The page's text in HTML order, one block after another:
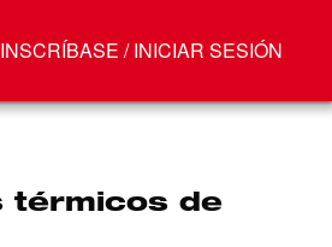
INSCRÍBASE / INICIAR SESIÓN
térmicos de